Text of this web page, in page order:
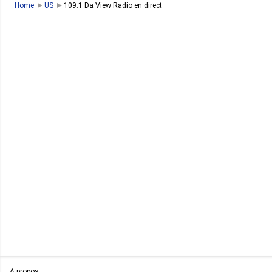
Home US 109.1 Da View Radio en direct